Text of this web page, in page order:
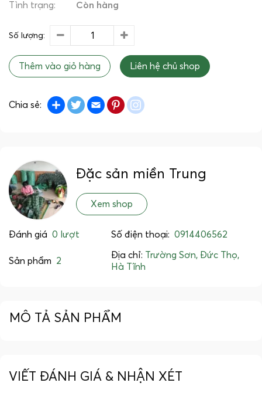
Tình trạng:
Còn hàng
Số lượng:
Thêm vào giỏ hàng Liên hệ chủ shop
Chia sẻ: Share TwitterEmail Pinterest
Đặc sản miền Trung
Xem shop
Đánh giá 0 lượt Số điện thoại: 0914406562
Sản phẩm 2
Địa chỉ: Trường Sơn, Đức Thọ,
Hà Tĩnh
MÔ TẢ SẢN PHẨM
VIẾT ĐÁNH GIÁ & NHẬN XÉT